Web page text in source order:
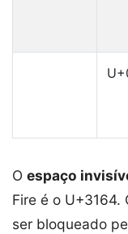
O espaço
Fire é o
ser bloqueado